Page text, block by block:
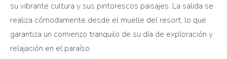
su vibrante cultura y sus pintorescos paisajes. La salida se
realiza cómodamente desde el muelle del resort, lo que
garantiza un comienzo tranquilo de su día de exploración y
relajación en el paraíso.